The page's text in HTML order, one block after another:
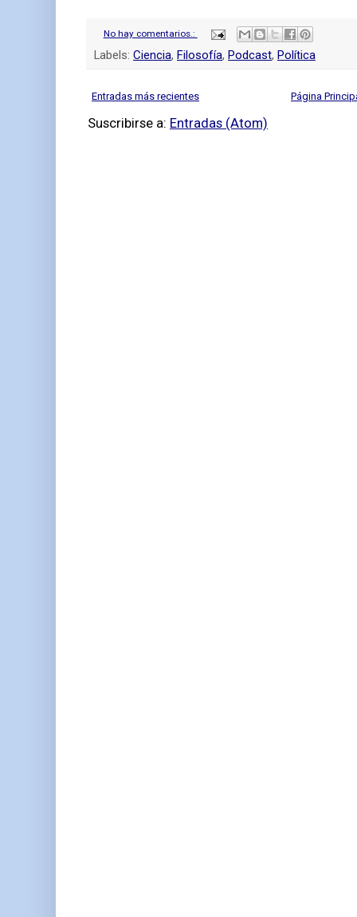
No hay comentarios.:
Labels: Ciencia, Filosofía, Podcast, Política
Entradas más recientes Página
Suscribirse a: Entradas (Atom)